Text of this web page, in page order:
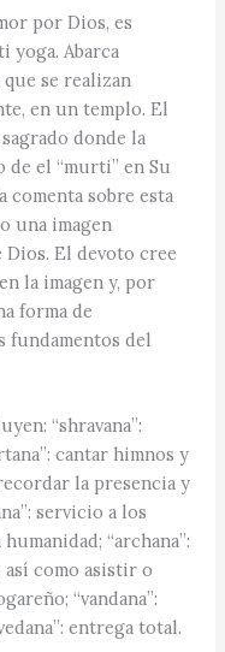
por Dios, es
yoga. Abarca
se realizan
en un templo. El
donde la
el “murti” en Su
comenta sobre esta
una imagen
Dios. El devoto cree
la imagen y, por
forma de
fundamentos del
“shravana”:
cantar himnos y
la presencia y
servicio a los
“archana”:
como asistir o
“vandana”:
entrega total.